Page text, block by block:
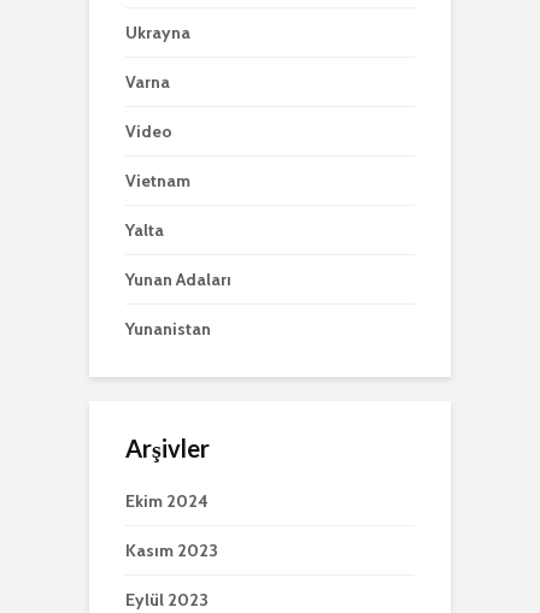
Ukrayna
Varna
Video
Vietnam
Yalta
Yunan Adaları
Yunanistan
Arşivler
Ekim 2024
Kasım 2023
Eylül 2023